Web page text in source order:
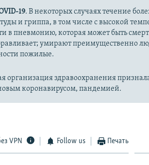
19. В некоторых случаях течение
и гриппа, в том числе с высокой
в пневмонию, которая может быть
умирают преимущественно
пожилые.
организация здравоохранения
коронавирусом, пандемией.
VPN Follow us Печать